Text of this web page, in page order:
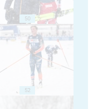
50
52